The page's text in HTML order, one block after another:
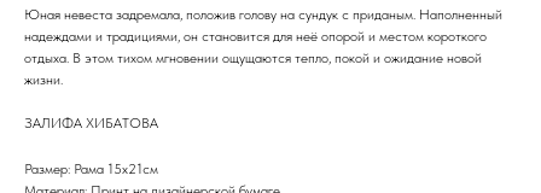
Юная невеста задремала, положив голову на сундук с приданым. Наполненный
надеждами и традициями, он становится для неё опорой и местом короткого
отдыха. В этом тихом мгновении ощущаются тепло, покой и ожидание новой
жизни.
ЗАЛИФА ХИБАТОВА
Размер: Рама 15х21см